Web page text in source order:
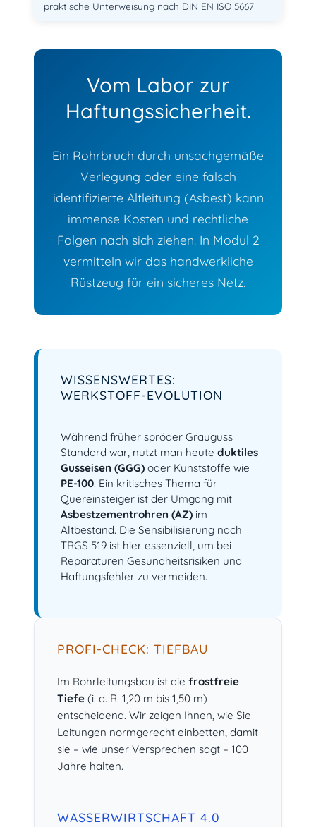
praktische Unterweisung nach DIN EN ISO 5667
Vom Labor zur
Haftungssicherheit.
Ein Rohrbruch durch unsachgemäße
Verlegung oder eine falsch
identifizierte Altleitung (Asbest) kann
immense Kosten und rechtliche
Folgen nach sich ziehen. In Modul 2
vermitteln wir das handwerkliche
Rüstzeug für ein sicheres Netz.
WISSENSWERTES:
WERKSTOFF-EVOLUTION
Während früher spröder Grauguss
Standard war, nutzt man heute duktiles
Gusseisen (GGG) oder Kunststoffe wie
PE-100. Ein kritisches Thema für
Quereinsteiger ist der Umgang mit
Asbestzementrohren (AZ) im
Altbestand. Die Sensibilisierung nach
TRGS 519 ist hier essenziell, um bei
Reparaturen Gesundheitsrisiken und
Haftungsfehler zu vermeiden.
PROFI-CHECK: TIEFBAU
Im Rohrleitungsbau ist die frostfreie
Tiefe (i. d. R. 1,20 m bis 1,50 m)
entscheidend. Wir zeigen Ihnen, wie Sie
Leitungen normgerecht einbetten, damit
sie – wie unser Versprechen sagt – 100
Jahre halten.
WASSERWIRTSCHAFT 4.0